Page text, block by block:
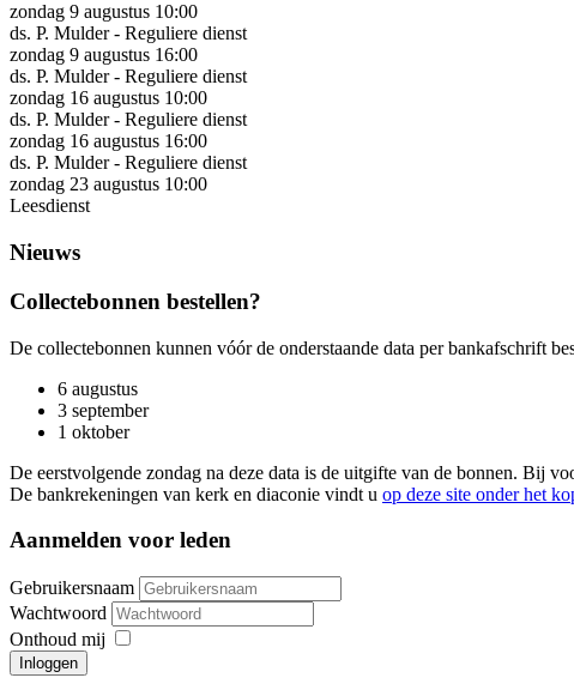
zondag 9 augustus 10:00
ds. P. Mulder - Reguliere dienst
zondag 9 augustus 16:00
ds. P. Mulder - Reguliere dienst
zondag 16 augustus 10:00
ds. P. Mulder - Reguliere dienst
zondag 16 augustus 16:00
ds. P. Mulder - Reguliere dienst
zondag 23 augustus 10:00
Leesdienst
Nieuws
Collectebonnen bestellen?
De collectebonnen kunnen vóór de onderstaande data per bankafschrift
6 augustus
3 september
1 oktober
De eerstvolgende zondag na deze data is de uitgifte van de bonnen. Bij
De bankrekeningen van kerk en diaconie vindt u op deze site onder het
Aanmelden voor leden
Gebruikersnaam
Wachtwoord
Onthoud mij
Inloggen